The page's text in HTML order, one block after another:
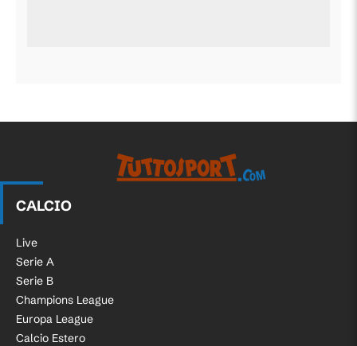
CALCIO
Live
Serie A
Serie B
Champions League
Europa League
Calcio Estero